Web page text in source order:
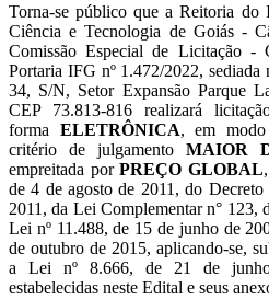
Torna-se público que a Reitoria do
Ciência e Tecnologia de Goiás -
Comissão Especial de Licitação -
Portaria IFG nº 1.472/2022, sediada
34, S/N, Setor Expansão Parque
CEP 73.813-816 realizará
forma ELETRÔNICA, em
critério de julgamento MAIOR
empreitada porPREÇO GLOBAL
de 4 de agosto de 2011, do
2011, da Lei Complementar n° 123,
Lei nº 11.488, de 15 de junho de
de outubro de 2015, aplicando-se,
a Lei nº 8.666, de 21 de
estabelecidas neste Edital e seus